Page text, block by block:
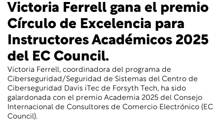
Victoria Ferrell gana el premio
Círculo de Excelencia para
Instructores Académicos 2025
del EC Council.
Victoria Ferrell, coordinadora del programa de
Ciberseguridad/Seguridad de Sistemas del Centro de
Ciberseguridad Davis iTec de Forsyth Tech, ha sido
galardonada con el premio Academia 2025 del Consejo
Internacional de Consultores de Comercio Electrónico (EC
Council).